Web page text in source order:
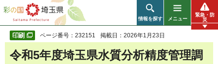
彩の国 埼玉県
情報を探す メニュー
緊急・防
災
ページ番号：232151 掲載日：2026年1月23日
令和5年度埼玉県水質分析精度管理調